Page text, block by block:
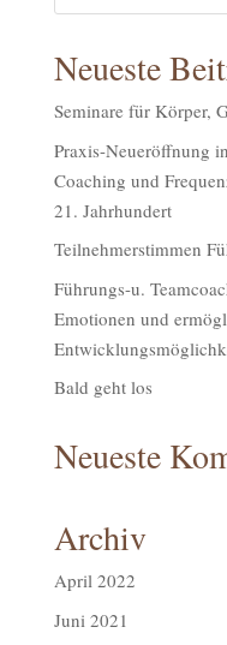
Neueste
Seminare für Körper,
Praxis-Neueröffnung
Coaching und
21. Jahrhundert
Teilnehmerstimmen
Führungs-u.
Emotionen und
Bald geht los
Neueste
Archiv
April 2022
Juni 2021